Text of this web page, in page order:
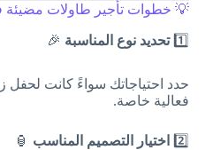
💡 خطوات تأجير طاولات مضيئة
1️⃣ تحديد نوع المناسبة 🎉
حدد احتياجاتك سواءً كانت
فعالية خاصة.
2️⃣ اختيار التصميم المناسب 🏮